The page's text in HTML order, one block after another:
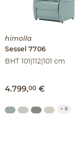
himolla
Sessel 7706
BHT 101|112|101 cm
4.799,00 €
+ 6